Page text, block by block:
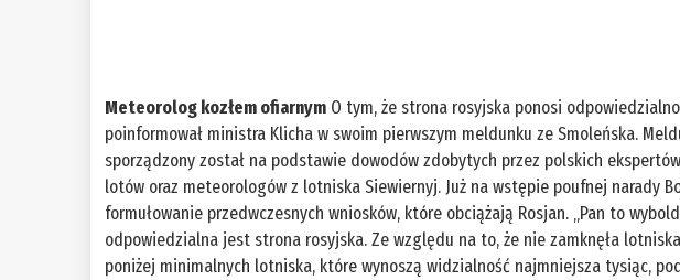
Meteorolog kozłem ofiarnym O tym, że strona rosyjska ponosi
poinformował ministra Klicha w swoim pierwszym meldunku ze Smoleńska.
sporządzony został na podstawie dowodów zdobytych przez polskich
lotów oraz meteorologów z lotniska Siewiernyj. Już na wstępie poufnej narady
formułowanie przedwczesnych wniosków, które obciążają Rosjan. „Pan to
odpowiedzialna jest strona rosyjska. Ze względu na to, że nie zamknęła
poniżej minimalnych lotniska, które wynoszą widzialność najmniejsza tysiąc,